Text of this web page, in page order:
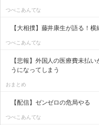
つべこあんてな
【大相撲】藤井康生が語る！
つべこあんてな
【悲報】外国人の医療費未払
うになってしまう
おまとめ
【配信】ゼンゼロの危局やる
つべこあんてな